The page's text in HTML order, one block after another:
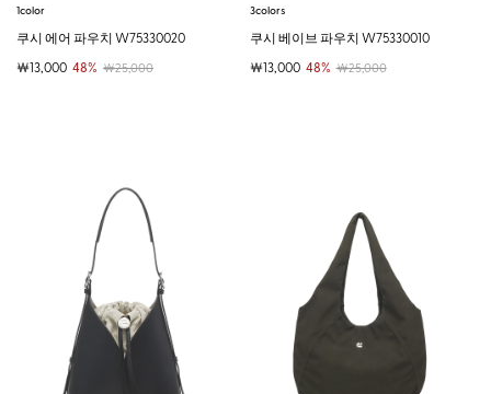
1color
쿠시 에어 파우치 W75330020
￦13,000 48% ￦25,000
3colors
쿠시 베이브 파우치 W75330010
￦13,000 48% ￦25,000